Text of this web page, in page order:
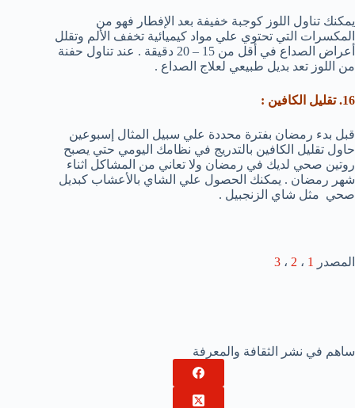
يمكنك تناول اللوز كوجبة خفيفة بعد الإفطار فهو من
المكسرات التي تحتوي علي مواد كيميائية تخفف الألم وتقلل
أعراض الصداع في أقل من 15 – 20 دقيقة . عند تناول حفنة
من اللوز تعد بديل طبيعي لعلاج الصداع .
16. تقليل الكافين :
قبل بدء رمضان بفترة محددة علي سبيل المثال إسبوعين
حاول تقليل الكافين بالتدريج في نظامك اليومي حتي يصبح
روتين صحي لديك في رمضان ولا تعاني من المشاكل اثناء
شهر رمضان . يمكنك الحصول علي الشاي بالأعشاب كبديل
صحي مثل شاي الزنجبيل .
المصدر 1 ، 2 ، 3
ساهم في نشر الثقافة والمعرفة